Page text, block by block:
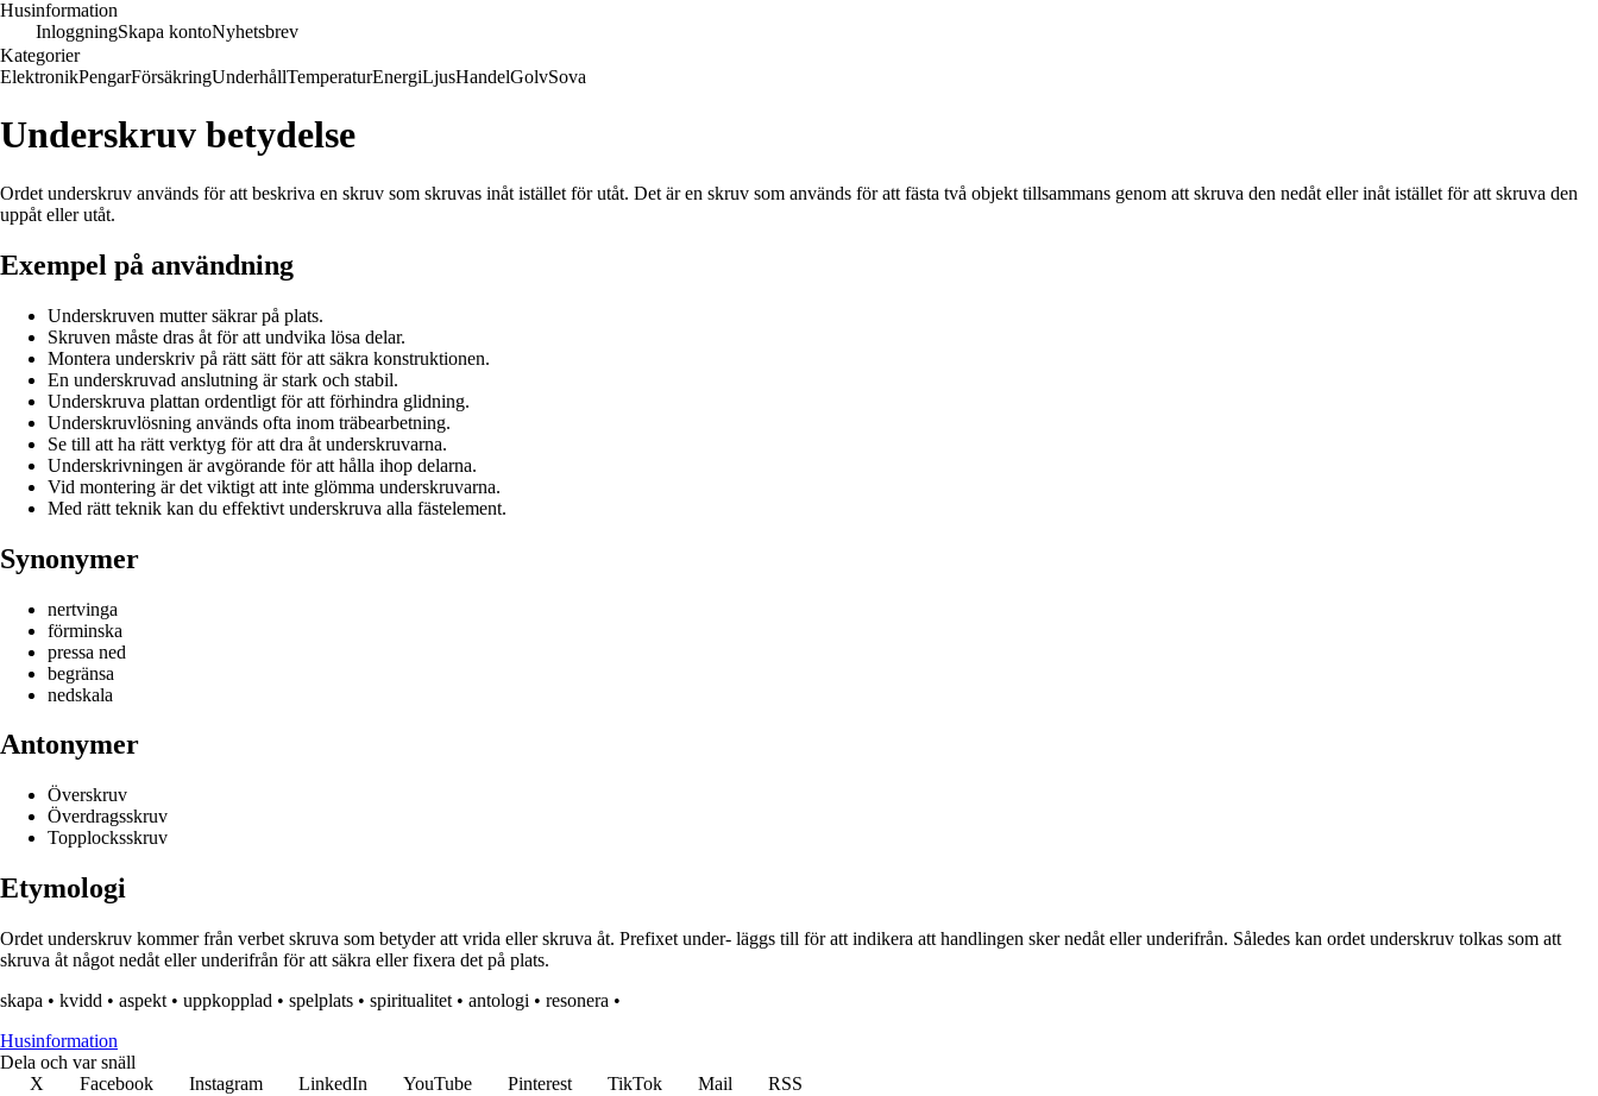
Husinformation
InloggningSkapa kontoNyhetsbrev
Kategorier
ElektronikPengarFörsäkringUnderhållTemperaturEnergiLjusHandelGolvSova
Underskruv betydelse
Ordet underskruv används för att beskriva en skruv som skruvas inåt istället för utåt. Det är en skruv som används för att fästa två objekt tillsammans genom att skruva den nedåt eller inåt istället för att skruva den
uppåt eller utåt.
Exempel på användning
Underskruven mutter säkrar på plats.
Skruven måste dras åt för att undvika lösa delar.
Montera underskriv på rätt sätt för att säkra konstruktionen.
En underskruvad anslutning är stark och stabil.
Underskruva plattan ordentligt för att förhindra glidning.
Underskruvlösning används ofta inom träbearbetning.
Se till att ha rätt verktyg för att dra åt underskruvarna.
Underskrivningen är avgörande för att hålla ihop delarna.
Vid montering är det viktigt att inte glömma underskruvarna.
Med rätt teknik kan du effektivt underskruva alla fästelement.
Synonymer
nertvinga
förminska
pressa ned
begränsa
nedskala
Antonymer
Överskruv
Överdragsskruv
Topplocksskruv
Etymologi
Ordet underskruv kommer från verbet skruva som betyder att vrida eller skruva åt. Prefixet under- läggs till för att indikera att handlingen sker nedåt eller underifrån. Således kan ordet underskruv tolkas som att
skruva åt något nedåt eller underifrån för att säkra eller fixera det på plats.
skapa • kvidd • aspekt • uppkopplad • spelplats • spiritualitet • antologi • resonera •
Husinformation
Dela och var snäll
X
Facebook Instagram LinkedIn YouTube Pinterest TikTok Mail
RSS